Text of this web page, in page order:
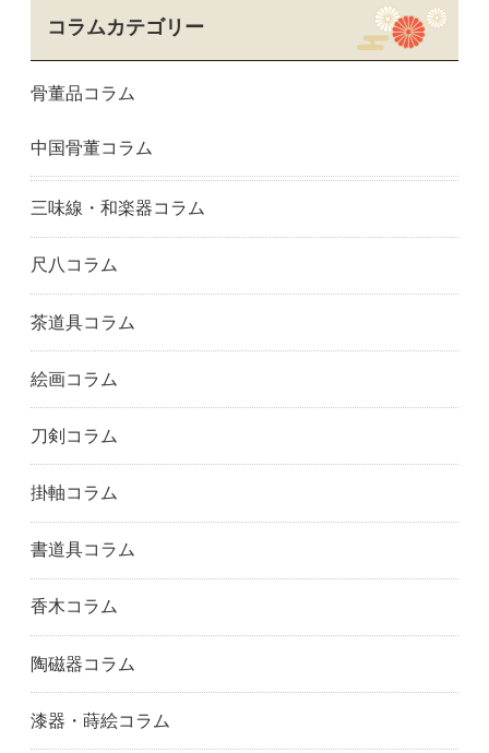
コラムカテゴリー
骨董品コラム
中国骨董コラム
三味線・和楽器コラム
尺八コラム
茶道具コラム
絵画コラム
刀剣コラム
掛軸コラム
書道具コラム
香木コラム
陶磁器コラム
漆器・蒔絵コラム